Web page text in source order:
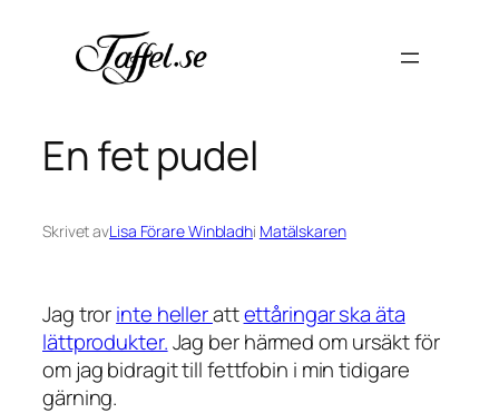
innehåll
En fet pudel
Skrivet avLisa Förare Winbladhi Matälskaren
Jag trorinte hellerattettåringar ska äta
lättprodukter.Jag ber härmed om ursäkt för
om jag bidragit till fettfobin i min tidigare
gärning.